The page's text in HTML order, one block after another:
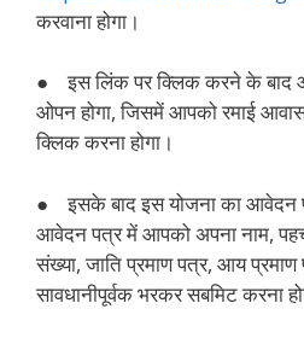
करवाना होगा।
● इस लिंक पर क्लिक करने के बाद
ओपन होगा, जिसमें आपको रमाई
क्लिक करना होगा।
● इसके बाद इस योजना का आवेदन
आवेदन पत्र में आपको अपना नाम,
संख्या, जाति प्रमाण पत्र, आय
सावधानीपूर्वक भरकर सबमिट करना